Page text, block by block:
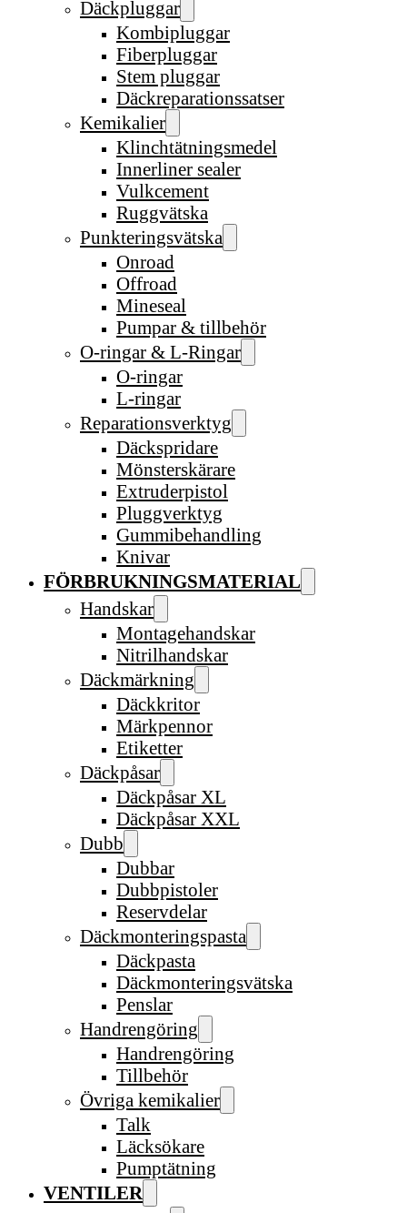
Däckpluggar
Kombipluggar
Fiberpluggar
Stem pluggar
Däckreparationssatser
Kemikalier
Klinchtätningsmedel
Innerliner sealer
Vulkcement
Ruggvätska
Punkteringsvätska
Onroad
Offroad
Mineseal
Pumpar & tillbehör
O-ringar & L-Ringar
O-ringar
L-ringar
Reparationsverktyg
Däckspridare
Mönsterskärare
Extruderpistol
Pluggverktyg
Gummibehandling
Knivar
FÖRBRUKNINGSMATERIAL
Handskar
Montagehandskar
Nitrilhandskar
Däckmärkning
Däckkritor
Märkpennor
Etiketter
Däckpåsar
Däckpåsar XL
Däckpåsar XXL
Dubb
Dubbar
Dubbpistoler
Reservdelar
Däckmonteringspasta
Däckpasta
Däckmonteringsvätska
Penslar
Handrengöring
Handrengöring
Tillbehör
Övriga kemikalier
Talk
Läcksökare
Pumptätning
VENTILER